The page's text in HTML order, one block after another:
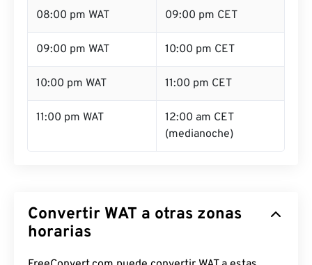
08:00 pm WAT 09:00 pm CET
09:00 pm WAT 10:00 pm CET
10:00 pm WAT 11:00 pm CET
11:00 pm WAT
12:00 am CET
(medianoche)
Convertir WAT a otras zonas
horarias